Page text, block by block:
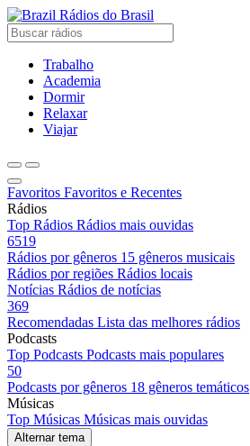
Rádios do Brasil
Trabalho
Academia
Dormir
Relaxar
Viajar
Favoritos Favoritos e Recentes
Rádios
Top Rádios Rádios mais ouvidas
6519
Rádios por gêneros 15 gêneros musicais
Rádios por regiões Rádios locais
Notícias Rádios de notícias
369
Recomendadas Lista das melhores rádios
Podcasts
Top Podcasts Podcasts mais populares
50
Podcasts por gêneros 18 gêneros temáticos
Músicas
Top Músicas Músicas mais ouvidas
Alternar tema